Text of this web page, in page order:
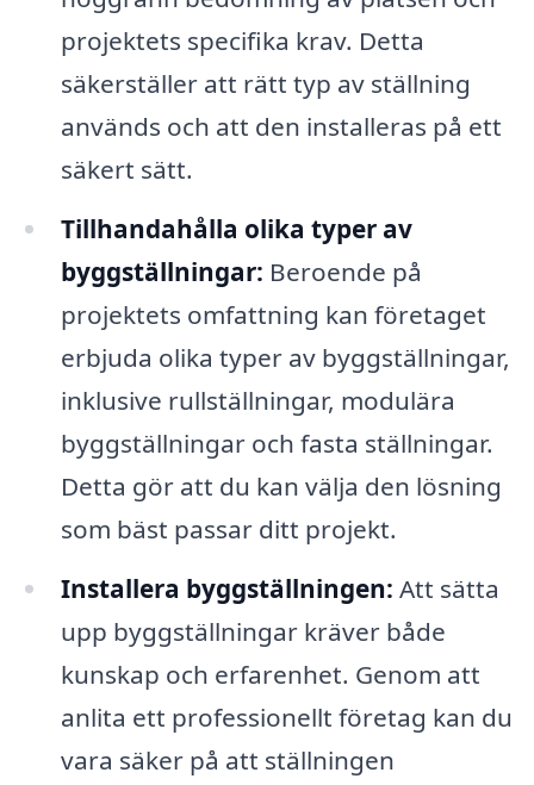
projektets specifika krav. Detta
säkerställer att rätt typ av ställning
används och att den installeras på ett
säkert sätt.
Tillhandahålla olika typer av
byggställningar: Beroende på
projektets omfattning kan företaget
erbjuda olika typer av byggställningar,
inklusive rullställningar, modulära
byggställningar och fasta ställningar.
Detta gör att du kan välja den lösning
som bäst passar ditt projekt.
Installera byggställningen: Att sätta
upp byggställningar kräver både
kunskap och erfarenhet. Genom att
anlita ett professionellt företag kan du
vara säker på att ställningen